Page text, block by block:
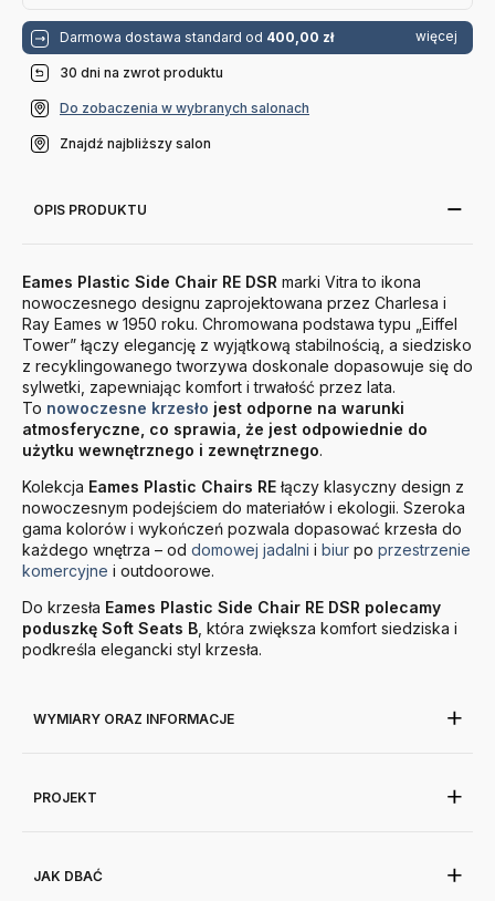
Darmowa dostawa standard od 400,00 zł więcej
30 dni na zwrot produktu
Do zobaczenia w wybranych salonach
Znajdź najbliższy salon
OPIS PRODUKTU
Eames Plastic Side Chair RE DSR marki Vitra to ikona
nowoczesnego designu zaprojektowana przez Charlesa i
Ray Eames w 1950 roku. Chromowana podstawa typu „Eiffel
Tower” łączy elegancję z wyjątkową stabilnością, a siedzisko
z recyklingowanego tworzywa doskonale dopasowuje się do
sylwetki, zapewniając komfort i trwałość przez lata.
To nowoczesne krzesło jest odporne na warunki
atmosferyczne, co sprawia, że jest odpowiednie do
użytku wewnętrznego i zewnętrznego.
Kolekcja Eames Plastic Chairs RE łączy klasyczny design z
nowoczesnym podejściem do materiałów i ekologii. Szeroka
gama kolorów i wykończeń pozwala dopasować krzesła do
każdego wnętrza – od domowej jadalni i biur po przestrzenie
komercyjne i outdoorowe.
Do krzesła Eames Plastic Side Chair RE DSR polecamy
poduszkę Soft Seats B , która zwiększa komfort siedziska i
podkreśla elegancki styl krzesła.
WYMIARY ORAZ INFORMACJE
PROJEKT
JAK DBAĆ